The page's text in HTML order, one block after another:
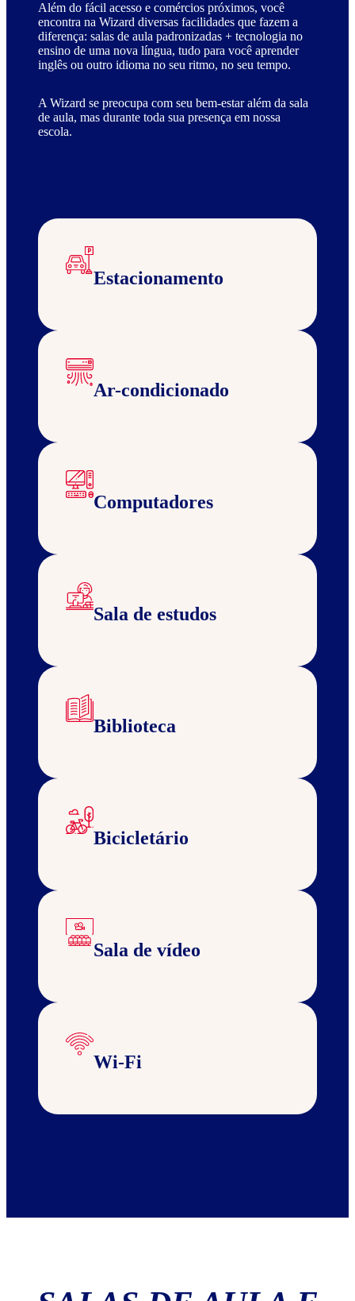
Além do fácil acesso e comércios próximos, você
encontra na Wizard diversas facilidades que fazem a
diferença: salas de aula padronizadas + tecnologia no
ensino de uma nova língua, tudo para você aprender
inglês ou outro idioma no seu ritmo, no seu tempo.
A Wizard se preocupa com seu bem-estar além da sala
de aula, mas durante toda sua presença em nossa
escola.
Estacionamento
Ar-condicionado
Computadores
Sala de estudos
Biblioteca
Bicicletário
Sala de vídeo
Wi-Fi